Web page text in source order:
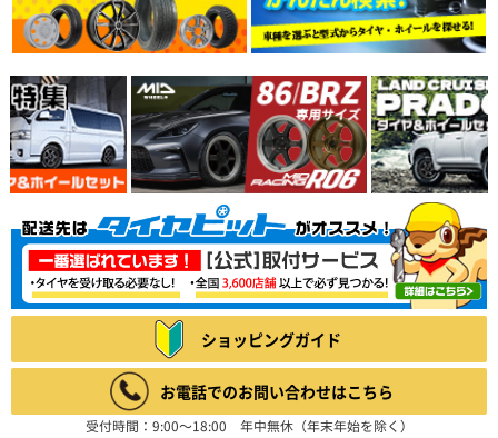
ショッピングガイド
お電話でのお問い合わせはこちら
受付時間：9:00～18:00 年中無休（年末年始を除く）